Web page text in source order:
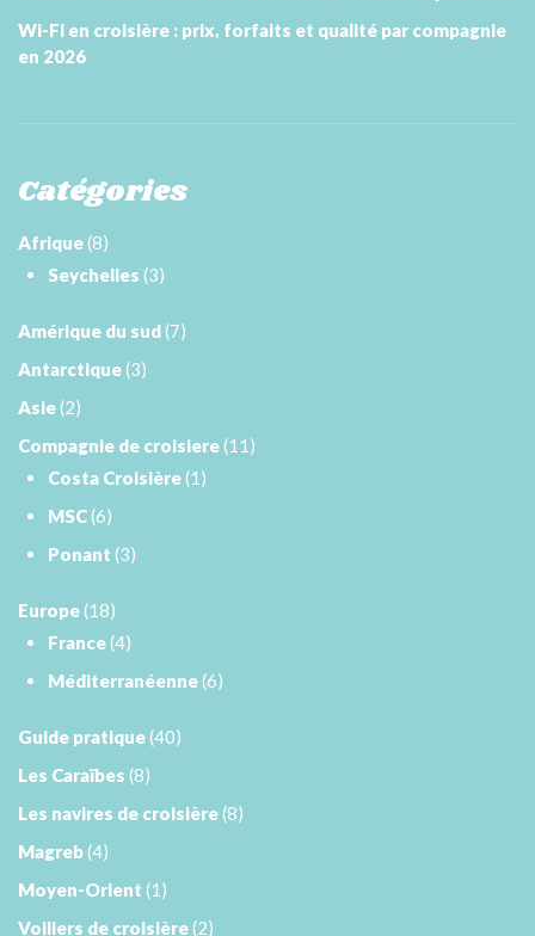
Wi-Fi en croisière : prix, forfaits et qualité par compagnie
en 2026
Catégories
Afrique(8)
Seychelles (3)
Amérique du sud(7)
Antarctique(3)
Asie(2)
Compagnie de croisiere(11)
Costa Croisière(1)
MSC(6)
Ponant (3)
Europe(18)
France(4)
Méditerranéenne(6)
Guide pratique(40)
Les Caraïbes (8)
Les navires de croisière(8)
Magreb(4)
Moyen-Orient (1)
Voiliers de croisière(2)